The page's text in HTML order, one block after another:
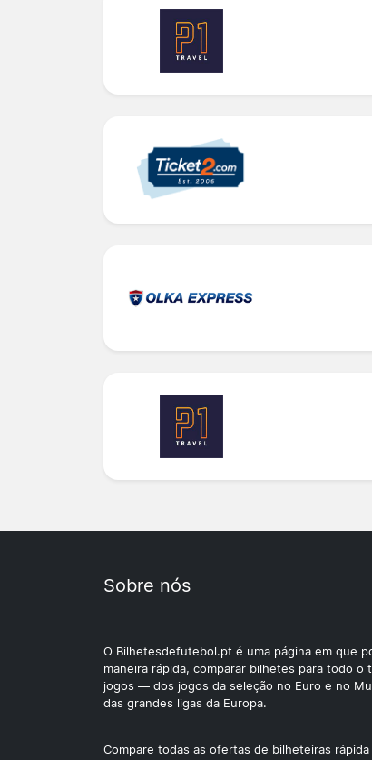
Sobre nós
O Bilhetesdefutebol.pt é uma página em que
maneira rápida, comparar bilhetes para todo o
jogos — dos jogos da seleção no Euro e no
das grandes ligas da Europa.
Compare todas as ofertas de bilheteiras rápida